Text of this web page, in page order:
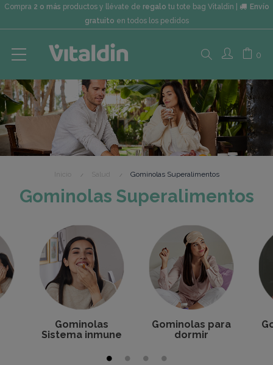
Compra 2 o más productos y llévate de regalo tu tote bag Vitaldin |
Envío
gratuito en todos los pedidos
Search
here...
0
Gominolas Superalimentos
Gominolas Superalimentos
Gominolas
Sistema inmune
Gominolas para
dormir